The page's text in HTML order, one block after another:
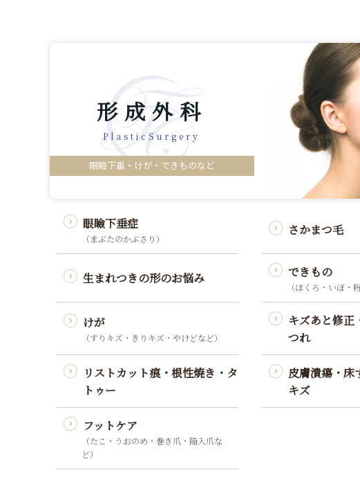
形成外科
PlasticSurgery
眼瞼下垂・けが・できものなど
眼瞼下垂症
（まぶたのかぶさり）
さかまつ毛
生まれつきの形のお悩み できもの
（ほくろ・いぼ・
けが
（すりキズ・きりキズ・やけどなど）
キズあと修正
つれ
リストカット痕・根性焼き・タ
トゥー
皮膚潰瘍・床
キズ
フットケア
（たこ・うおのめ・巻き爪・陥入爪な
ど）